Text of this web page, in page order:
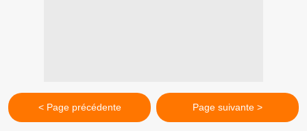
< Page précédente Page suivante >